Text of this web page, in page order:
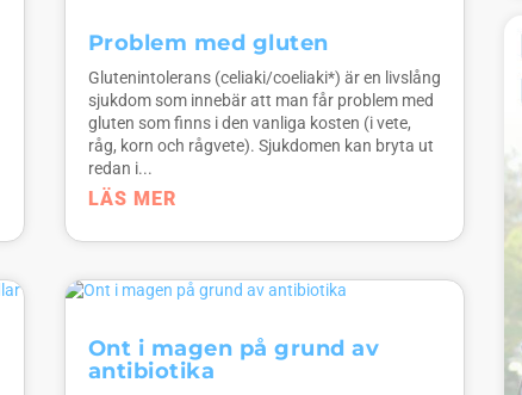
Problem med gluten
Glutenintolerans (celiaki/coeliaki*) är en livslång
sjukdom som innebär att man får problem med
gluten som finns i den vanliga kosten (i vete,
råg, korn och rågvete). Sjukdomen kan bryta ut
redan i...
LÄS MER
Ont i magen på grund av
antibiotika